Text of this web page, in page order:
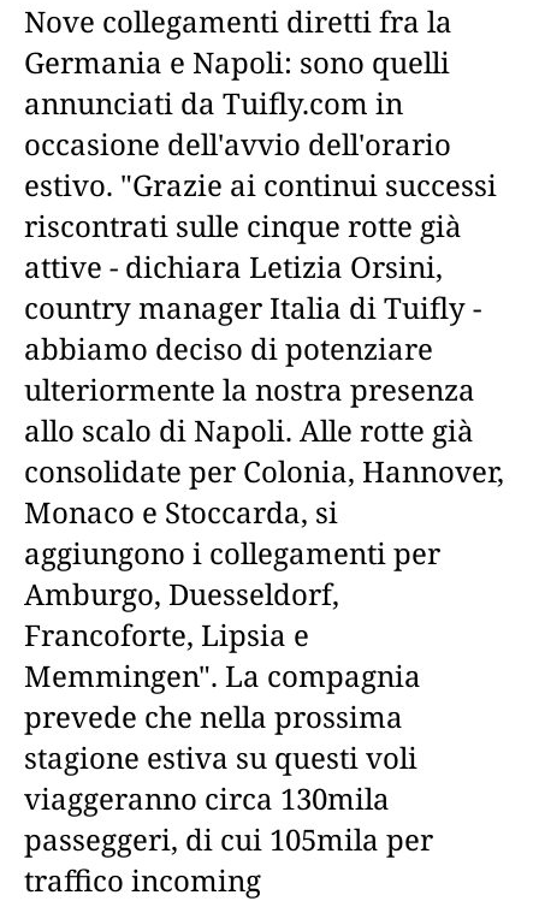
Nove collegamenti diretti fra la
Germania e Napoli: sono quelli
annunciati da Tuifly.com in
occasione dell'avvio dell'orario
estivo. "Grazie ai continui successi
riscontrati sulle cinque rotte già
attive - dichiara Letizia Orsini,
country manager Italia di Tuifly -
abbiamo deciso di potenziare
ulteriormente la nostra presenza
allo scalo di Napoli. Alle rotte già
consolidate per Colonia, Hannover,
Monaco e Stoccarda, si
aggiungono i collegamenti per
Amburgo, Duesseldorf,
Francoforte, Lipsia e
Memmingen". La compagnia
prevede che nella prossima
stagione estiva su questi voli
viaggeranno circa 130mila
passeggeri, di cui 105mila per
traffico incoming